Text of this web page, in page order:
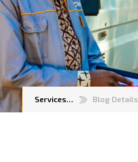
Services… Blog Details